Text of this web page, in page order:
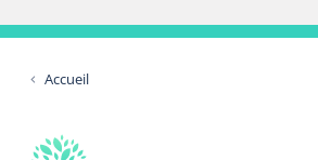
Accueil